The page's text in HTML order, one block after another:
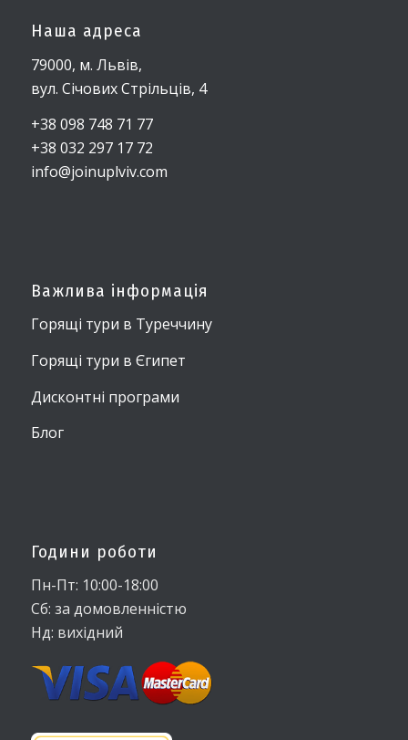
Наша адреса
79000, м. Львів,
вул. Січових Стрільців, 4
+38 098 748 71 77
+38 032 297 17 72
info@joinuplviv.com
Важлива інформація
Горящі тури в Туреччину
Горящі тури в Єгипет
Дисконтні програми
Блог
Години роботи
Пн-Пт: 10:00-18:00
Сб: за домовленністю
Нд: вихідний